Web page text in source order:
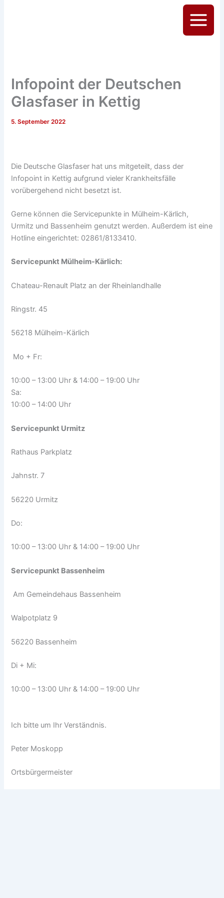
Main
Infopoint der Deutschen
Glasfaser in Kettig
5. September 2022
Die Deutsche Glasfaser hat uns mitgeteilt, dass der
Infopoint in Kettig aufgrund vieler Krankheitsfälle
vorübergehend nicht besetzt ist.
Gerne können die Servicepunkte in Mülheim-Kärlich,
Urmitz und Bassenheim genutzt werden. Außerdem ist eine
Hotline eingerichtet: 02861/8133410.
Servicepunkt Mülheim-Kärlich:
Chateau-Renault Platz an der Rheinlandhalle
Ringstr. 45
56218 Mülheim-Kärlich
Mo + Fr:
10:00 – 13:00 Uhr & 14:00 – 19:00 Uhr
Sa:
10:00 – 14:00 Uhr
Servicepunkt Urmitz
Rathaus Parkplatz
Jahnstr. 7
56220 Urmitz
Do:
10:00 – 13:00 Uhr & 14:00 – 19:00 Uhr
Servicepunkt Bassenheim
Am Gemeindehaus Bassenheim
Walpotplatz 9
56220 Bassenheim
Di + Mi:
10:00 – 13:00 Uhr & 14:00 – 19:00 Uhr
Ich bitte um Ihr Verständnis.
Peter Moskopp
Ortsbürgermeister